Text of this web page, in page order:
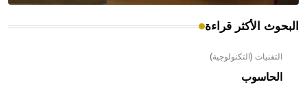
البحوث الأكثر قراءة
التقنيات (التكنولوجية)
الحاسوب